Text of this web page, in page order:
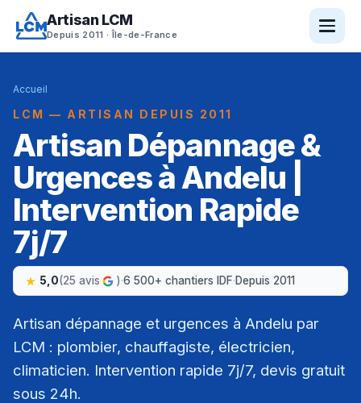
Artisan LCM
Depuis 2011 · Île-de-France
Accueil
LCM — ARTISAN DEPUIS 2011
Artisan Dépannage &
Urgences à Andelu |
Intervention Rapide
7j/7
5,0(25 avis )·6 500+ chantiers IDF·Depuis 2011
Artisan dépannage et urgences à Andelu par
LCM : plombier, chauffagiste, électricien,
climaticien. Intervention rapide 7j/7, devis gratuit
sous 24h.